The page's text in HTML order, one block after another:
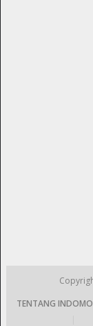
TENTANG